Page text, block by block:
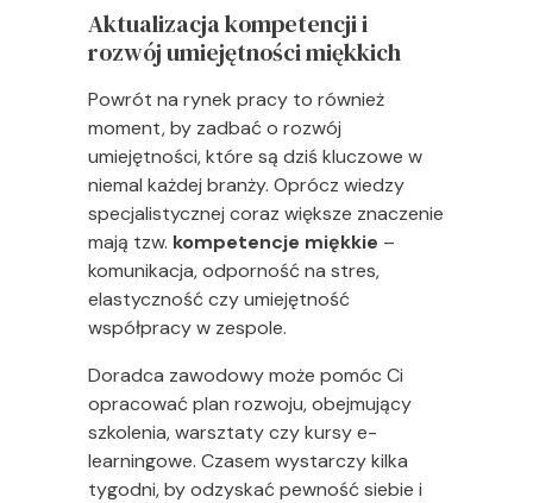
Aktualizacja kompetencji i
rozwój umiejętności miękkich
Powrót na rynek pracy to również
moment, by zadbać o rozwój
umiejętności, które są dziś kluczowe w
niemal każdej branży. Oprócz wiedzy
specjalistycznej coraz większe znaczenie
mają tzw. kompetencje miękkie –
komunikacja, odporność na stres,
elastyczność czy umiejętność
współpracy w zespole.
Doradca zawodowy może pomóc Ci
opracować plan rozwoju, obejmujący
szkolenia, warsztaty czy kursy e-
learningowe. Czasem wystarczy kilka
tygodni, by odzyskać pewność siebie i